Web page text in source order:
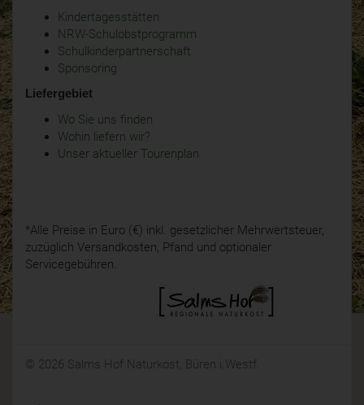
Kindertagesstätten
NRW-Schulobstprogramm
Schulkinderpartnerschaft
Sponsoring
Liefergebiet
Wo Sie uns finden
Wohin liefern wir?
Unser aktueller Tourenplan
*Alle Preise in Euro (€) inkl. gesetzlicher Mehrwertsteuer,
zuzüglich Versandkosten, Pfand und optionaler
Servicegebühren.
© 2026 Salms Hof Naturkost, Büren i.Westf.